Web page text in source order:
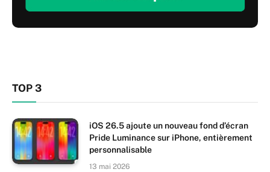
TOP 3
iOS 26.5 ajoute un nouveau fond d’écran
Pride Luminance sur iPhone, entièrement
personnalisable
13 mai 2026